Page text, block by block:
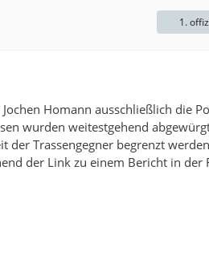
1.
Homann ausschließlich die
wurden weitestgehend
der Trassengegner begrenzt
der Link zu einem Bericht in der